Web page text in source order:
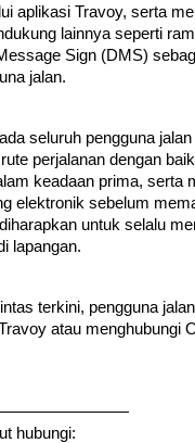
aplikasi Travoy, serta
lainnya seperti
Sign (DMS)
jalan.
seluruh pengguna jalan
perjalanan dengan
keadaan prima, serta
elektronik sebelum
untuk selalu
lapangan.
terkini, pengguna
atau menghubungi
hubungi: